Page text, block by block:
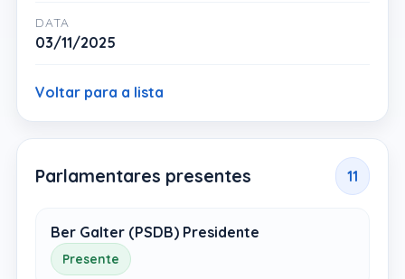
DATA
03/11/2025
Voltar para a lista
Parlamentares presentes 11
Ber Galter (PSDB) Presidente
Presente